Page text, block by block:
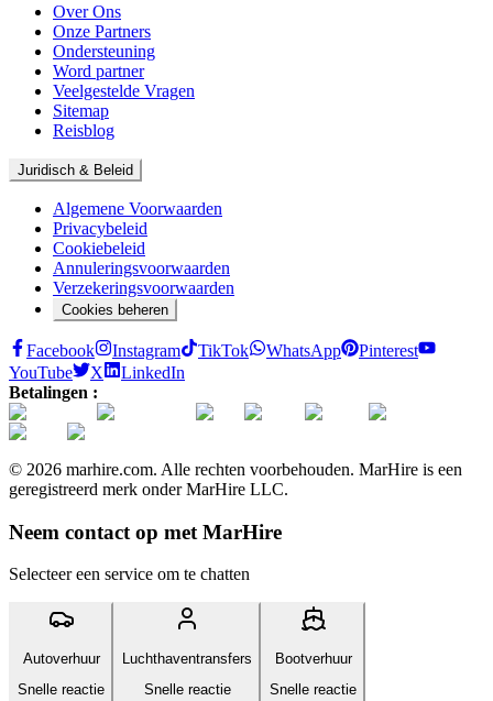
Over Ons
Onze Partners
Ondersteuning
Word partner
Veelgestelde Vragen
Sitemap
Reisblog
Juridisch & Beleid
Algemene Voorwaarden
Privacybeleid
Cookiebeleid
Annuleringsvoorwaarden
Verzekeringsvoorwaarden
Cookies beheren
Facebook Instagram TikTok WhatsApp
Pinterest
YouTube
X
LinkedIn
Betalingen :
© 2026 marhire.com. Alle rechten voorbehouden. MarHire is een
geregistreerd merk onder MarHire LLC.
Neem contact op met MarHire
Selecteer een service om te chatten
Autoverhuur
Snelle reactie
Luchthaventransfers
Snelle reactie
Bootverhuur
Snelle reactie